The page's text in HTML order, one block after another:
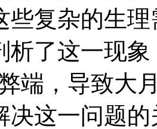
些复杂的生
析了这一现
端，导致大
决这一问题